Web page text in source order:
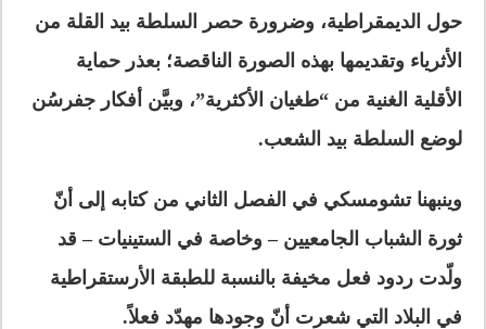
حول الديمقراطية، وضرورة حصر السلطة بيد القلة من
الأثرياء وتقديمها بهذه الصورة الناقصة؛ بعذر حماية
الأقلية الغنية من “طغيان الأكثرية”، وبيَّن أفكار جفرسُن
لوضع السلطة بيد الشعب.
وينبهنا تشومسكي في الفصل الثاني من كتابه إلى أنّ
ثورة الشباب الجامعيين – وخاصة في الستينيات – قد
ولّدت ردود فعل مخيفة بالنسبة للطبقة الأرستقراطية
في البلاد التي شعرت أنّ وجودها مهدّد فعلاً.